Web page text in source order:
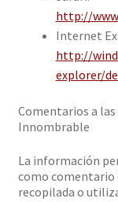
http://
Internet
http://
explorer/
Comentarios a
Innombrable
La información
como comentario
recopilada o